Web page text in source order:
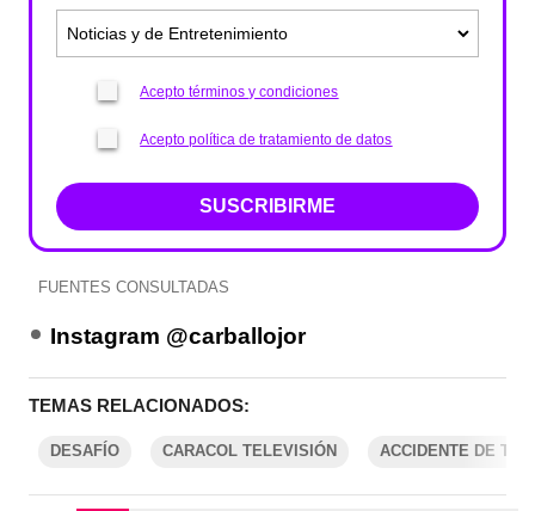
Acepto términos y condiciones
Acepto política de tratamiento de datos
SUSCRIBIRME
FUENTES CONSULTADAS
Instagram @carballojor
TEMAS RELACIONADOS:
DESAFÍO CARACOL TELEVISIÓN ACCIDENTE DE